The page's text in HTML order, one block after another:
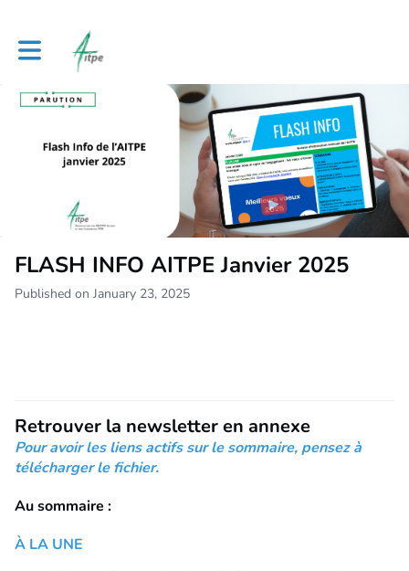
Toggle main navigation
FLASH INFO AITPE Janvier 2025
Published on January 23, 2025
Retrouver la newsletter en annexe
Pour avoir les liens actifs sur le sommaire, pensez à
télécharger le fichier.
Au sommaire :
À LA UNE